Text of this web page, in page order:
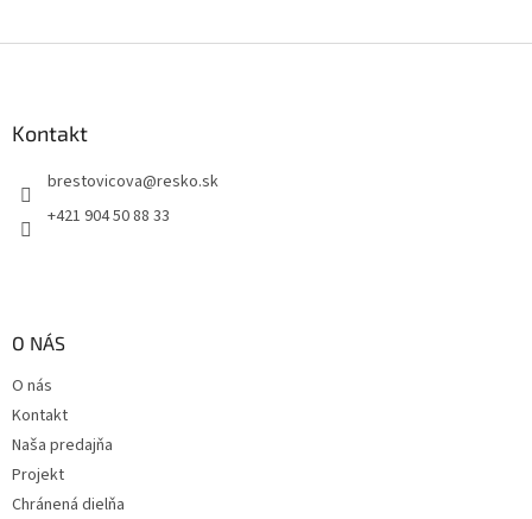
Kontakt
brestovicova@resko.sk
+421 904 50 88 33
O NÁS
O nás
Kontakt
Naša predajňa
Projekt
Chránená dielňa